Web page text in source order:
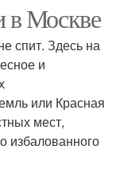
в Москве
спит. Здесь на
и
или Красная
мест,
избалованного